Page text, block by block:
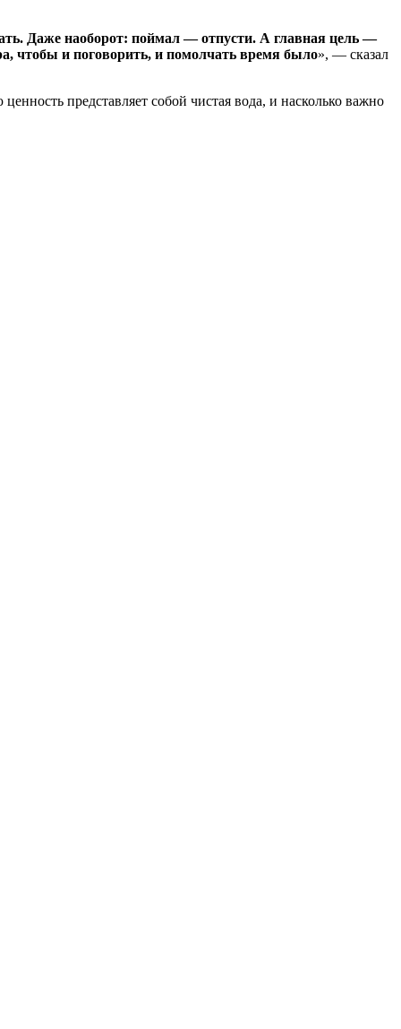
Даже наоборот: поймал — отпусти. А главная цель —
чтобы и поговорить, и помолчать время было», — сказал
представляет собой чистая вода, и насколько важно